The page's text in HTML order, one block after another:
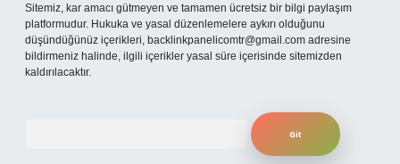
Sitemiz, kar amacı gütmeyen ve tamamen ücretsiz bir bilgi paylaşım
platformudur. Hukuka ve yasal düzenlemelere aykırı olduğunu
düşündüğünüz içerikleri, backlinkpanelicomtr@gmail.com adresine
bildirmeniz halinde, ilgili içerikler yasal süre içerisinde sitemizden
kaldırılacaktır.